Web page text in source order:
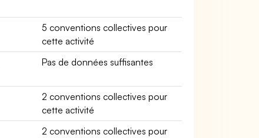
5 conventions collectives pour
cette activité
Pas de données suffisantes
2 conventions collectives pour
cette activité
2 conventions collectives pour